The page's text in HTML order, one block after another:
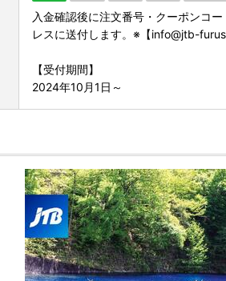
入金確認後に注文番号・クーポンコ
レスに送付します。※【info@jtb-
【受付期間】
2024年10月1日～